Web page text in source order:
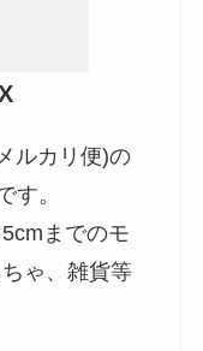
ルカリ便)の
す。
までのモ
ゃ、雑貨等